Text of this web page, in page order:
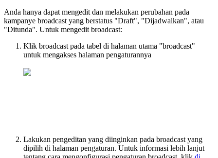
Anda hanya dapat mengedit dan melakukan perubahan pada
kampanye broadcast yang berstatus "Draft", "Dijadwalkan", atau
"Ditunda". Untuk mengedit broadcast:
Klik broadcast pada tabel di halaman utama "broadcast"
untuk mengakses halaman pengaturannya
Lakukan pengeditan yang diinginkan pada broadcast yang
dipilih di halaman pengaturan. Untuk informasi lebih lanjut